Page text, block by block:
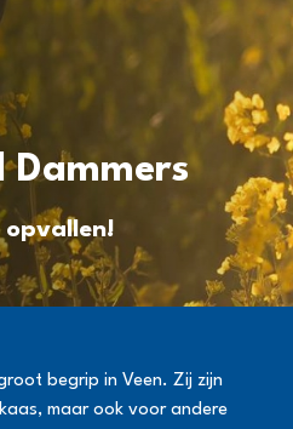
Dammers
opvallen!
begrip in Veen. Zij zijn
maar ook voor andere